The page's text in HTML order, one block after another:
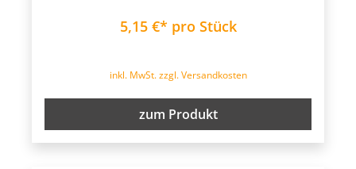
5,15 €* pro Stück
inkl. MwSt. zzgl. Versandkosten
zum Produkt